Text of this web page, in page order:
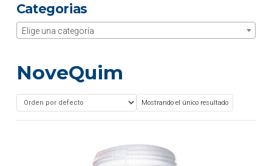
Categorias
Elige una categoría
NoveQuim
Mostrando el único resultado